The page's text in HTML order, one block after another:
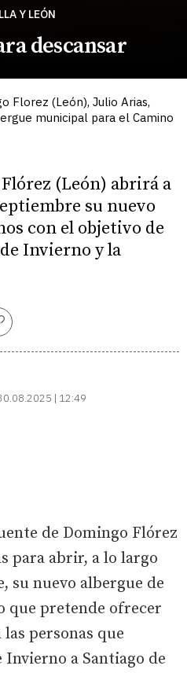
Y LEÓN
descansar
Florez (León), Julio Arias,
municipal para el Camino
(León) abrirá a
su nuevo
con el objetivo de
Invierno y la
| 12:49
de Domingo Flórez
para abrir, a lo largo
su nuevo albergue de
que pretende ofrecer
personas que
a Santiago de